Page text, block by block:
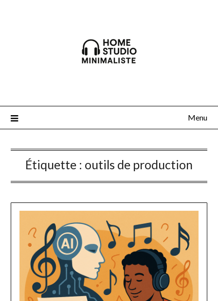
Menu
Étiquette : outils de production